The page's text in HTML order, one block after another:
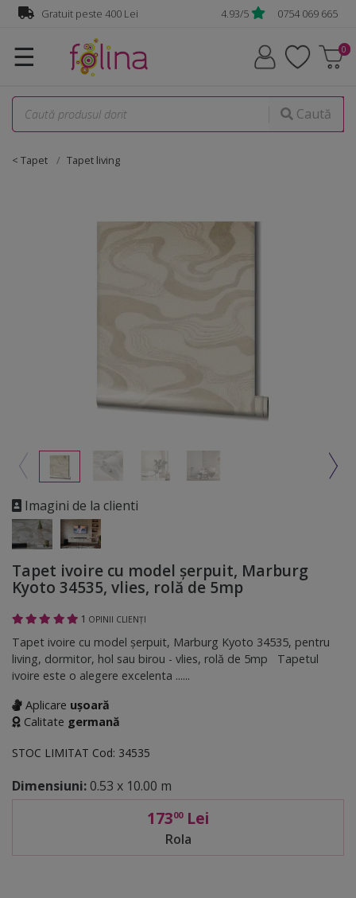
Gratuit peste 400 Lei 4.93/5 0754 069 665
☰
Caută
< Tapet Tapet living
Imagini de la clienti
Tapet ivoire cu model şerpuit, Marburg
Kyoto 34535, vlies, rolă de 5mp
1 OPINII CLIENȚI
Tapet ivoire cu model şerpuit, Marburg Kyoto 34535, pentru
living, dormitor, hol sau birou - vlies, rolă de 5mp Tapetul
ivoire este o alegere excelenta ......
Aplicare ușoară
Calitate germană
STOC LIMITAT Cod: 34535
Dimensiuni:0.53 x 10.00 m
17300Lei
Rola